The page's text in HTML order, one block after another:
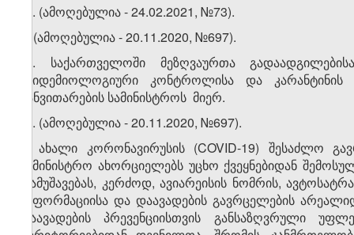
. (ამოღებულია - 24.02.2021, №73).
8. (ამოღებულია - 20.11.2020, №697).
. საქართველოში მეზღვაურთა
ეპიდემიოლოგიური კონტროლისა და
განვითარების სამინისტროს მიერ.
. (ამოღებულია - 20.11.2020, №697).
9. ახალი კორონავირუსის (COVID-19) შესაძლო
სამინისტრო ახორციელებს უცხო ქვეყნებიდან
დამუშავებას, კერძოდ, ავიარეისის ნომრის,
ინფორმაციისა და დაავადების გავრცელების
დაავადების პრევენციისთვის განსაზღვრული